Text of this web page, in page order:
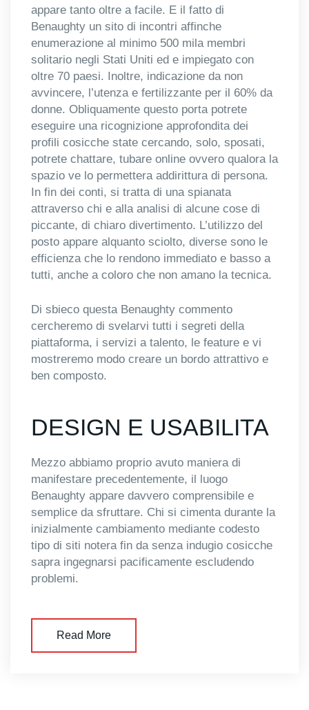
appare tanto oltre a facile. E il fatto di
Benaughty un sito di incontri affinche
enumerazione al minimo 500 mila membri
solitario negli Stati Uniti ed e impiegato con
oltre 70 paesi. Inoltre, indicazione da non
avvincere, l’utenza e fertilizzante per il 60% da
donne. Obliquamente questo porta potrete
eseguire una ricognizione approfondita dei
profili cosicche state cercando, solo, sposati,
potrete chattare, tubare online ovvero qualora la
spazio ve lo permettera addirittura di persona.
In fin dei conti, si tratta di una spianata
attraverso chi e alla analisi di alcune cose di
piccante, di chiaro divertimento. L’utilizzo del
posto appare alquanto sciolto, diverse sono le
efficienza che lo rendono immediato e basso a
tutti, anche a coloro che non amano la tecnica.
Di sbieco questa Benaughty commento
cercheremo di svelarvi tutti i segreti della
piattaforma, i servizi a talento, le feature e vi
mostreremo modo creare un bordo attrattivo e
ben composto.
DESIGN E USABILITA
Mezzo abbiamo proprio avuto maniera di
manifestare precedentemente, il luogo
Benaughty appare davvero comprensibile e
semplice da sfruttare. Chi si cimenta durante la
inizialmente cambiamento mediante codesto
tipo di siti notera fin da senza indugio cosicche
sapra ingegnarsi pacificamente escludendo
problemi.
Read More